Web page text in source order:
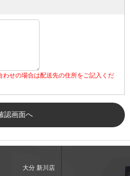
わせの場合は配送先の住所をご記入くだ
大分 新川店